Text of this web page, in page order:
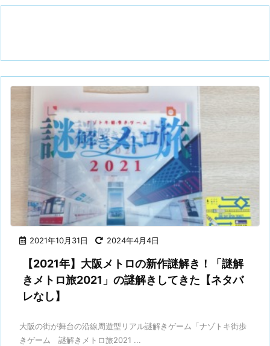
2021年10月31日 2024年4月4日
【2021年】大阪メトロの新作謎解き！「謎解
きメトロ旅2021」の謎解きしてきた【ネタバ
レなし】
大阪の街が舞台の沿線周遊型リアル謎解きゲーム「ナゾトキ街歩
きゲーム 謎解きメトロ旅2021 ...